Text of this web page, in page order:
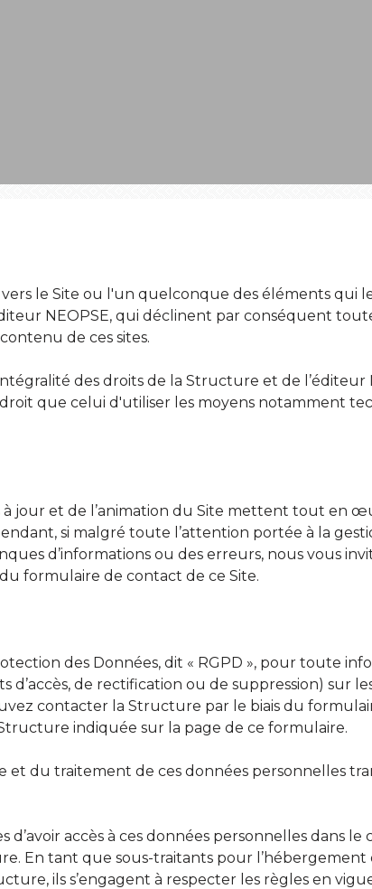
le Site ou l'un quelconque des éléments qui
NEOPSE, qui déclinent par conséquent
de ces sites.
des droits de la Structure et de l’éditeur
que celui d'utiliser les moyens notamment
à jour et de l’animation du Site mettent tout en
si malgré toute l’attention portée à la
d’informations ou des erreurs, nous vous
formulaire de contact de ce Site.
des Données, dit « RGPD », pour toute
de rectification ou de suppression) sur
contacter la Structure par le biais du
indiquée sur la page de ce formulaire.
du traitement de ces données personnelles
accès à ces données personnelles dans le
En tant que sous-traitants pour l’hébergement
ils s’engagent à respecter les règles en